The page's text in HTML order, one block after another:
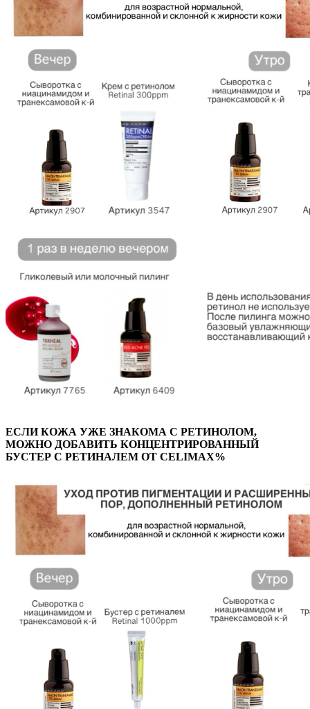
ЕСЛИ КОЖА УЖЕ ЗНАКОМА С РЕТИНОЛОМ,
МОЖНО ДОБАВИТЬ КОНЦЕНТРИРОВАННЫЙ
БУСТЕР С РЕТИНАЛЕМ ОТ CELIMAX%